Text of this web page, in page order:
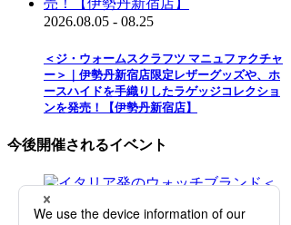
2026.08.05 - 08.25
＜ジ・ウォームスクラフツ マニュファクチャ
ー＞｜伊勢丹新宿店限定レザーグッズや、ホ
ースハイドを手織りしたラゲッジコレクショ
ンを発売！【伊勢丹新宿店】
今後開催されるイベント